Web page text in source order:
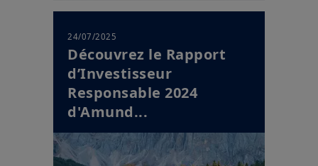
24/07/2025
Découvrez le Rapport
d’Investisseur
Responsable 2024
d'Amund...